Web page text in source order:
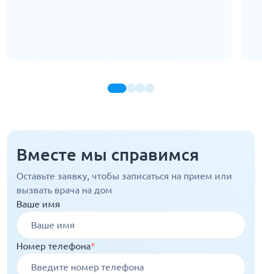
Вместе мы справимся
Оставьте заявку, чтобы записаться на прием или
вызвать врача на дом
Ваше имя
Номер телефона*